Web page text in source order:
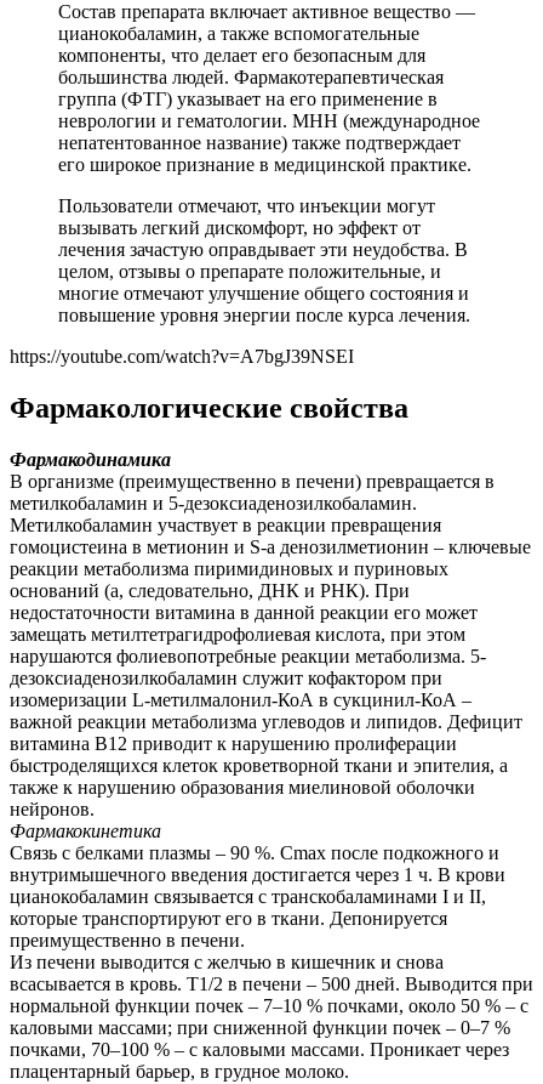
Состав препарата включает активное вещество —
цианокобаламин, а также вспомогательные
компоненты, что делает его безопасным для
большинства людей. Фармакотерапевтическая
группа (ФТГ) указывает на его применение в
неврологии и гематологии. МНН (международное
непатентованное название) также подтверждает
его широкое признание в медицинской практике.
Пользователи отмечают, что инъекции могут
вызывать легкий дискомфорт, но эффект от
лечения зачастую оправдывает эти неудобства. В
целом, отзывы о препарате положительные, и
многие отмечают улучшение общего состояния и
повышение уровня энергии после курса лечения.
https://youtube.com/watch?v=A7bgJ39NSEI
Фармакологические свойства
Фармакодинамика
В организме (преимущественно в печени) превращается в
метилкобаламин и 5-дезоксиаденозилкобаламин.
Метилкобаламин участвует в реакции превращения
гомоцистеина в метионин и S-а денозилметионин – ключевые
реакции метаболизма пиримидиновых и пуриновых
оснований (а, следовательно, ДНК и РНК). При
недостаточности витамина в данной реакции его может
замещать метилтетрагидрофолиевая кислота, при этом
нарушаются фолиевопотребные реакции метаболизма. 5-
дезоксиаденозилкобаламин служит кофактором при
изомеризации L-метилмалонил-КоА в сукцинил-КоА –
важной реакции метаболизма углеводов и липидов. Дефицит
витамина В12 приводит к нарушению пролиферации
быстроделящихся клеток кроветворной ткани и эпителия, а
также к нарушению образования миелиновой оболочки
нейронов.
Фармакокинетика
Связь с белками плазмы – 90 %. Cmax после подкожного и
внутримышечного введения достигается через 1 ч. В крови
цианокобаламин связывается с транскобаламинами I и II,
которые транспортируют его в ткани. Депонируется
преимущественно в печени.
Из печени выводится с желчью в кишечник и снова
всасывается в кровь. T1/2 в печени – 500 дней. Выводится при
нормальной функции почек – 7–10 % почками, около 50 % – с
каловыми массами; при сниженной функции почек – 0–7 %
почками, 70–100 % – с каловыми массами. Проникает через
плацентарный барьер, в грудное молоко.